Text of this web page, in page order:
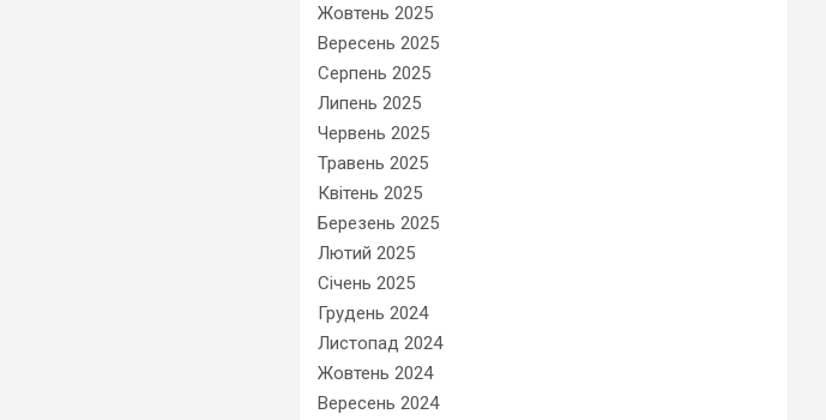
Жовтень 2025
Вересень 2025
Серпень 2025
Липень 2025
Червень 2025
Травень 2025
Квітень 2025
Березень 2025
Лютий 2025
Січень 2025
Грудень 2024
Листопад 2024
Жовтень 2024
Вересень 2024